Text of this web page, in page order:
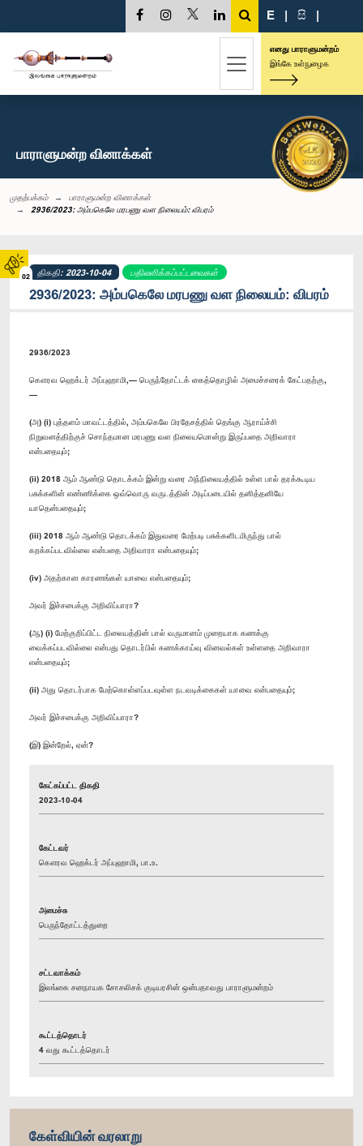
02
E | සි |
எனது பாராளுமன்றம்
இங்கே உள்நுழைக
பாராளுமன்ற வினாக்கள்
முதற்பக்கம்
பாராளுமன்ற வினாக்கள்
2936/2023: அம்பகெலே மரபணு வள நிலையம்: விபரம்
திகதி: 2023-10-04 பதிலளிக்கப்பட்டவைகள்
2936/2023: அம்பகெலே மரபணு வள நிலையம்: விபரம்
2936/2023
கௌரவ ஹெக்டர் அப்புஹாமி,— பெருந்தோட்டக் கைத்தொழில் அமைச்சரைக் கேட்பதற்கு,
—
(அ) (i) புத்தளம் மாவட்டத்தில், அம்பகெலே பிரதேசத்தில் தெங்கு ஆராய்ச்சி
நிறுவனத்திற்குச் சொந்தமான மரபணு வள நிலையமொன்று இருப்பதை அறிவாரா
என்பதையும்;
(ii) 2018 ஆம் ஆண்டு தொடக்கம் இன்று வரை அந்நிலையத்தில் உள்ள பால் தரக்கூடிய
பசுக்களின் எண்ணிக்கை ஒவ்வொரு வருடத்தின் அடிப்படையில் தனித்தனியே
யாதென்பதையும்;
(iii) 2018 ஆம் ஆண்டு தொடக்கம் இதுவரை மேற்படி பசுக்களிடமிருந்து பால்
கறக்கப்படவில்லை என்பதை அறிவாரா என்பதையும்;
(iv) அதற்கான காரணங்கள் யாவை என்பதையும்;
அவர் இச்சபைக்கு அறிவிப்பாரா?
(ஆ) (i) மேற்குறிப்பிட்ட நிலையத்தின் பால் வருமானம் முறையாக கணக்கு
வைக்கப்படவில்லை என்பது தொடர்பில் கணக்காய்வு வினவல்கள் உள்ளதை அறிவாரா
என்பதையும்;
(ii) அது தொடர்பாக மேற்கொள்ளப்படவுள்ள நடவடிக்கைகள் யாவை என்பதையும்;
அவர் இச்சபைக்கு அறிவிப்பாரா?
(இ) இன்றேல், ஏன்?
கேட்கப்பட்ட திகதி
2023-10-04
கேட்டவர்
கௌரவ ஹெக்டர் அப்புஹாமி, பா.உ.
அமைச்சு
பெருந்தோட்டத்துறை
சட்டவாக்கம்
இலங்கை சனநாயக சோசலிசக் குடியரசின் ஒன்பதாவது பாராளுமன்றம்
கூட்டத்தொடர்
4 வது கூட்டத்தொடர்
கேள்வியின் வரலாறு